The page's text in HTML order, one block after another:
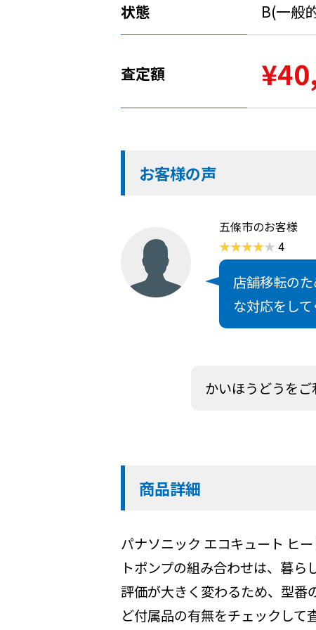
状態 B(一般
査定額
お客様の声
五條市のお客様
4
店舗移転の
な対応をして
かいほうどうをご
商品詳細
パナソニック エコキュート ヒ
トポンプの組み合わせは、暮
評価が大きく変わるため、型番
ど付属品の有無をチェックし